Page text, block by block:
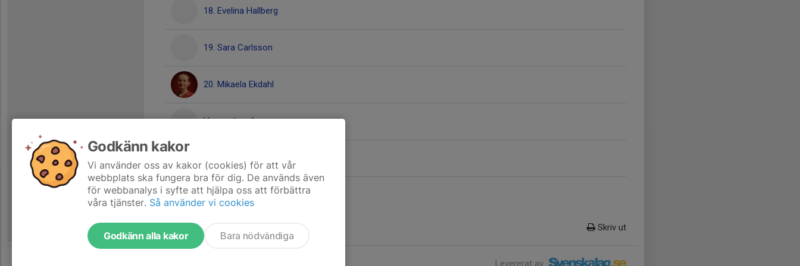
18. Evelina Hallberg
19. Sara Carlsson
20. Mikaela Ekdahl
Hanna Josefsson
Skriv ut
Levererat av
Godkänn kakor
Vi använder oss av kakor (cookies) för att vår
webbplats ska fungera bra för dig. De används även
för webbanalys i syfte att hjälpa oss att förbättra
våra tjänster. Så använder vi cookies
Godkänn alla kakor Bara nödvändiga